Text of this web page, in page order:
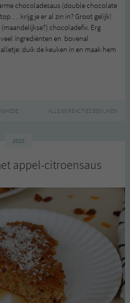
chocoladesaus (double chocolate
krijg je er al zin in? Groot gelijk!
chocoladefix. Erg
ingrediënten en bovenal
duik de keuken in en maak hem
| CAKE,CHOCOLADE,FAVORIET
ALLE 66 REACTIES BEKIJKEN
2015
appel-citroensaus